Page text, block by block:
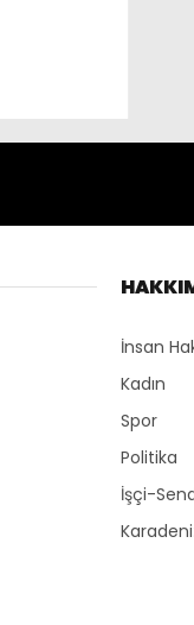
İnsan
Kadın
Spor
Politika
İşçi-